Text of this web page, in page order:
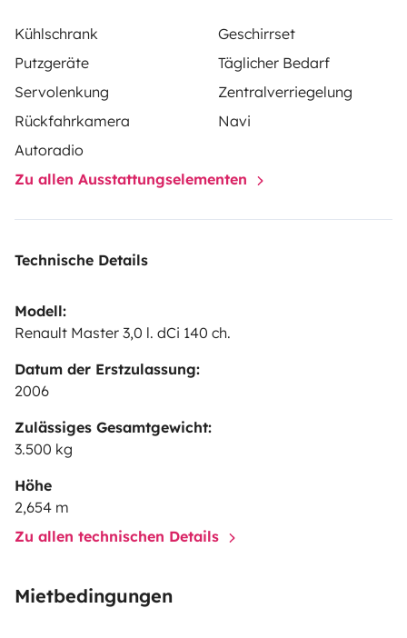
Kühlschrank
Geschirrset
Putzgeräte
Täglicher Bedarf
Servolenkung
Zentralverriegelung
Rückfahrkamera
Navi
Autoradio
Zu allen Ausstattungselementen
Technische Details
Modell:
Renault Master 3,0 l. dCi 140 ch.
Datum der Erstzulassung:
2006
Zulässiges Gesamtgewicht:
3.500 kg
Höhe
2,654 m
Zu allen technischen Details
Mietbedingungen